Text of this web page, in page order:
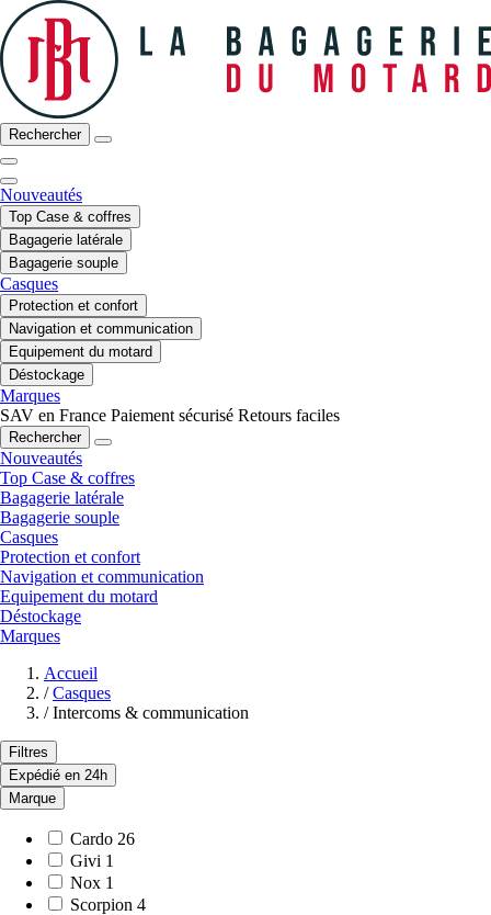
Rechercher
Nouveautés
Top Case & coffres
Bagagerie latérale
Bagagerie souple
Casques
Protection et confort
Navigation et communication
Equipement du motard
Déstockage
Marques
SAV en France Paiement sécurisé Retours faciles
Rechercher
Nouveautés
Top Case & coffres
Bagagerie latérale
Bagagerie souple
Casques
Protection et confort
Navigation et communication
Equipement du motard
Déstockage
Marques
Accueil
/ Casques
/ Intercoms & communication
Filtres
Expédié en 24h
Marque
Cardo 26
Givi 1
Nox 1
Scorpion 4